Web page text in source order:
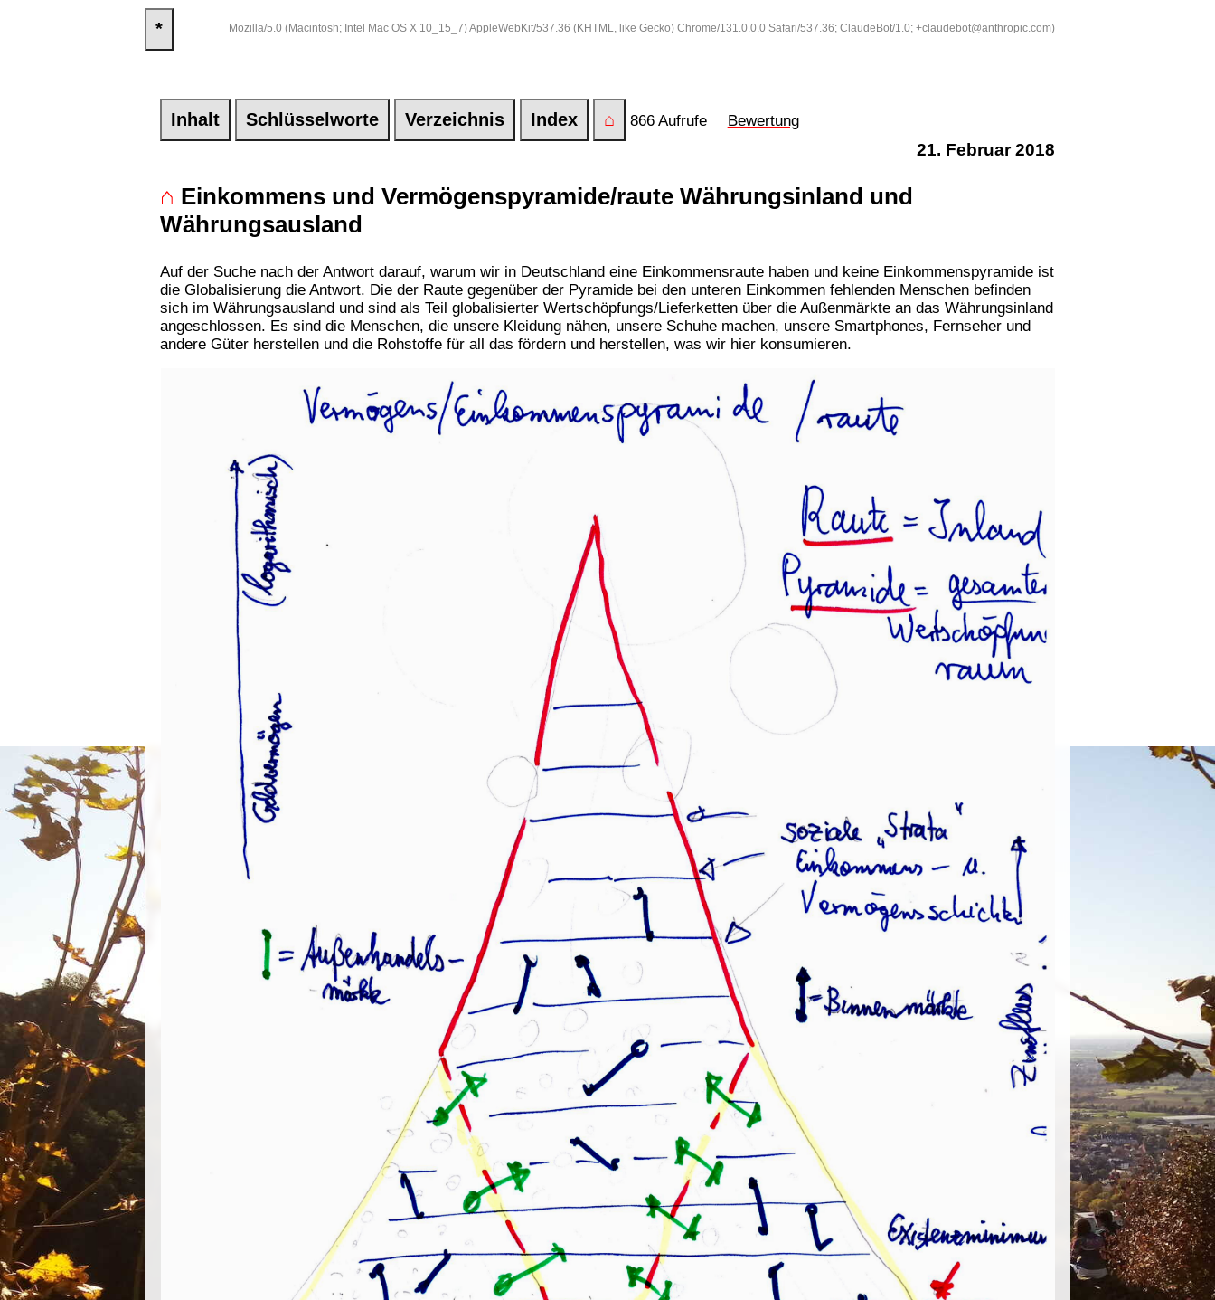
* Mozilla/5.0 (Macintosh; Intel Mac OS X 10_15_7) AppleWebKit/537.36 (KHTML, like Gecko) Chrome/131.0.0.0 Safari/537.36; ClaudeBot/1.0; +claudebot@anthropic.com)
Inhalt Schlüsselworte Verzeichnis Index ⌂ 866 Aufrufe Bewertung
21. Februar 2018
⌂ Einkommens und Vermögenspyramide/raute Währungsinland und
Währungsausland
Auf der Suche nach der Antwort darauf, warum wir in Deutschland eine Einkommensraute haben und keine Einkommenspyramide ist
die Globalisierung die Antwort. Die der Raute gegenüber der Pyramide bei den unteren Einkommen fehlenden Menschen befinden
sich im Währungsausland und sind als Teil globalisierter Wertschöpfungs/Lieferketten über die Außenmärkte an das Währungsinland
angeschlossen. Es sind die Menschen, die unsere Kleidung nähen, unsere Schuhe machen, unsere Smartphones, Fernseher und
andere Güter herstellen und die Rohstoffe für all das fördern und herstellen, was wir hier konsumieren.